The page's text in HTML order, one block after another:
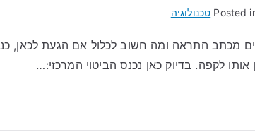
Posted טכנולוגיה
מכתב התראה ומה חשוב לכלול אם הגעת לכאן,
לקפה. בדיוק כאן נכנס הביטוי המרכזי:…